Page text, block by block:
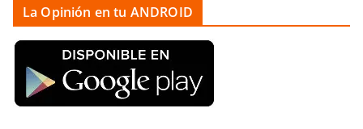
La Opinión en tu ANDROID